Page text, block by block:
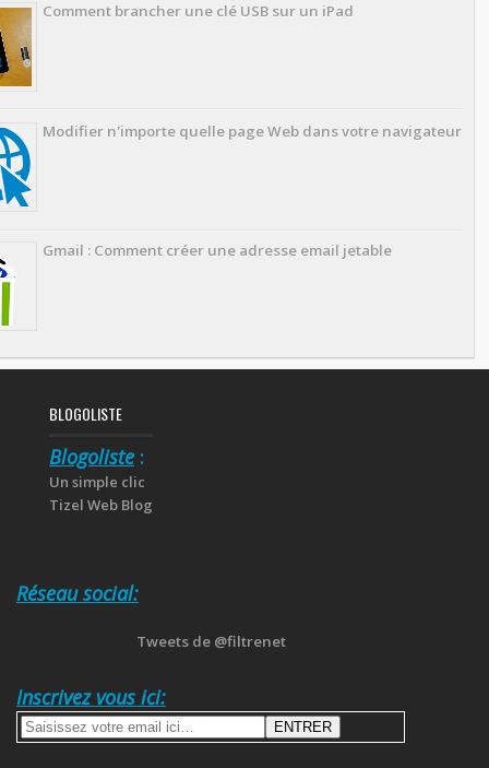
Comment brancher une clé USB sur un iPad
Modifier n'importe quelle page Web dans votre navigateur
Gmail : Comment créer une adresse email jetable
BLOGOLISTE
Blogoliste :
Un simple clic
Tizel Web Blog
Réseau social:
Tweets de @filtrenet
Inscrivez vous ici: